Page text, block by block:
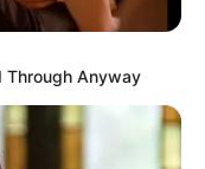
Haina (Kloster)
Through Anyway